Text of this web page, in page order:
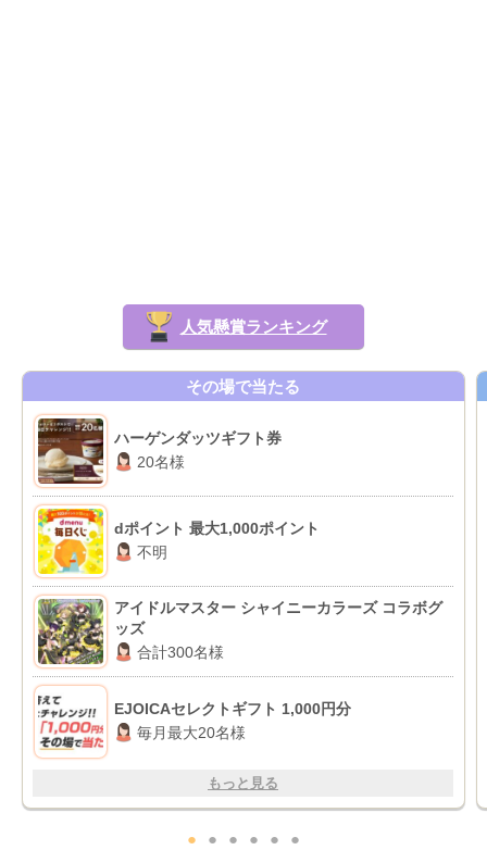
人気懸賞ランキング
その場で当たる
ハーゲンダッツギフト券
20名様
dポイント 最大1,000ポイント
不明
アイドルマスター シャイニーカラーズ コラボグ
ッズ
合計300名様
EJOICAセレクトギフト 1,000円分
毎月最大20名様
もっと見る
● ● ● ● ● ●